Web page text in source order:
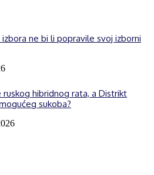
ne bi li popravile svoj izborni
hibridnog rata, a Distrikt
sukoba?